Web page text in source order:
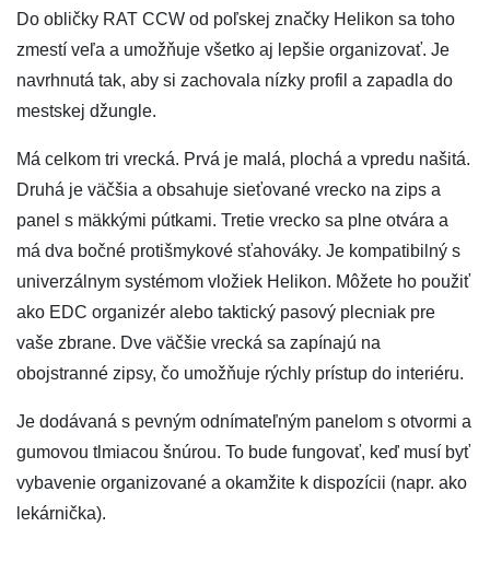
Do obličky RAT CCW od poľskej značky Helikon sa toho
zmestí veľa a umožňuje všetko aj lepšie organizovať. Je
navrhnutá tak, aby si zachovala nízky profil a zapadla do
mestskej džungle.
Má celkom tri vrecká. Prvá je malá, plochá a vpredu našitá.
Druhá je väčšia a obsahuje sieťované vrecko na zips a
panel s mäkkými pútkami. Tretie vrecko sa plne otvára a
má dva bočné protišmykové sťahováky. Je kompatibilný s
univerzálnym systémom vložiek Helikon. Môžete ho použiť
ako EDC organizér alebo taktický pasový plecniak pre
vaše zbrane. Dve väčšie vrecká sa zapínajú na
obojstranné zipsy, čo umožňuje rýchly prístup do interiéru.
Je dodávaná s pevným odnímateľným panelom s otvormi a
gumovou tlmiacou šnúrou. To bude fungovať, keď musí byť
vybavenie organizované a okamžite k dispozícii (napr. ako
lekárnička).